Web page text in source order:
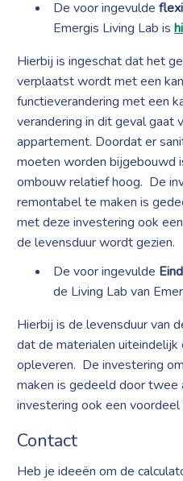
De voor ingevulde
Emergis Living Lab is
Hierbij is ingeschat dat het
verplaatst wordt met een
functieverandering met een
verandering in dit geval gaat
appartement. Doordat er
moeten worden bijgebouwd
ombouw relatief hoog. De
remontabel te maken is
met deze investering ook
de levensduur wordt gezien.
De voor ingevulde
de Living Lab van
Hierbij is de levensduur van
dat de materialen
opleveren. De investering
maken is gedeeld door twee
investering ook een
Contact
Heb je ideeën om de